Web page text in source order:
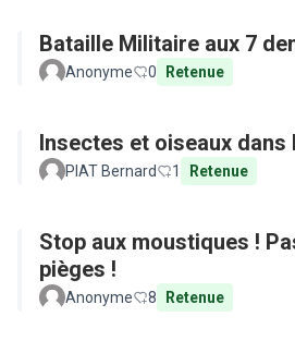
Bataille Militaire aux 7
Anonyme 0 Retenue
Insectes et oiseaux dans
PIAT Bernard 1 Retenue
Stop aux moustiques !
pièges !
Anonyme 8 Retenue